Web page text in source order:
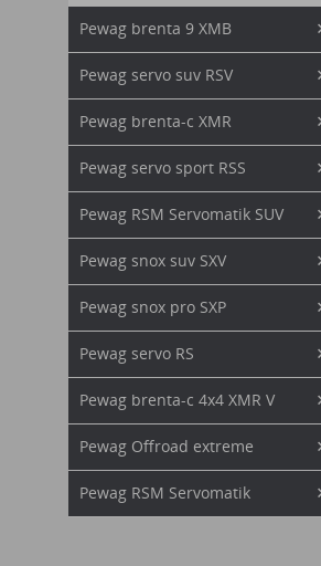
Pewag brenta 9 XMB
Pewag servo suv RSV
Pewag brenta-c XMR
Pewag servo sport RSS
Pewag RSM Servomatik SUV
Pewag snox suv SXV
Pewag snox pro SXP
Pewag servo RS
Pewag brenta-c 4x4 XMR V
Pewag Offroad extreme
Pewag RSM Servomatik